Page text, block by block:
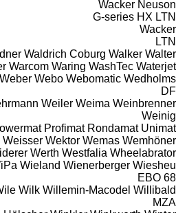
Wacker Neuson
G-series HX LTN
Wacker
LTN
Waldrich Coburg Walker Walter
Warcom Waring WashTec Waterjet
Weber Webo Webomatic Wedholms
DF
Weiler Weima Weinbrenner
Weinig
Profimat Rondamat Unimat
Weisser Wektor Wemas Wemhöner
Werth Westfalia Wheelabrator
Wieland Wienerberger Wiesheu
EBO 68
Wilk Willemin-Macodel Willibald
MZA